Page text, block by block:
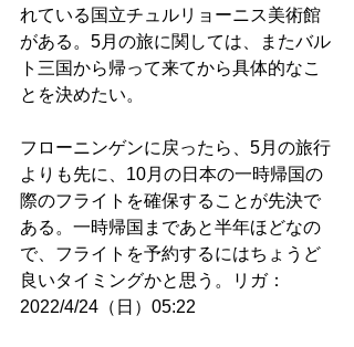
れている国立チュルリョーニス美術館
がある。5月の旅に関しては、またバル
ト三国から帰って来てから具体的なこ
とを決めたい。
フローニンゲンに戻ったら、5月の旅行
よりも先に、10月の日本の一時帰国の
際のフライトを確保することが先決で
ある。一時帰国まであと半年ほどなの
で、フライトを予約するにはちょうど
良いタイミングかと思う。リガ：
2022/4/24（日）05:22